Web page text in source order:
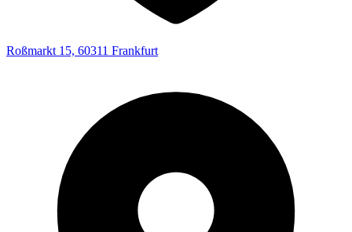
Roßmarkt 15, 60311 Frankfurt